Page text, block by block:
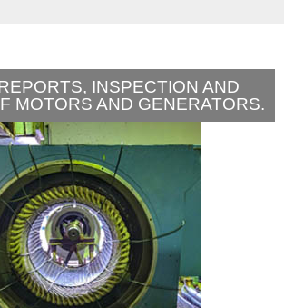
INSPECTION AND
MOTORS AND GENERATORS.